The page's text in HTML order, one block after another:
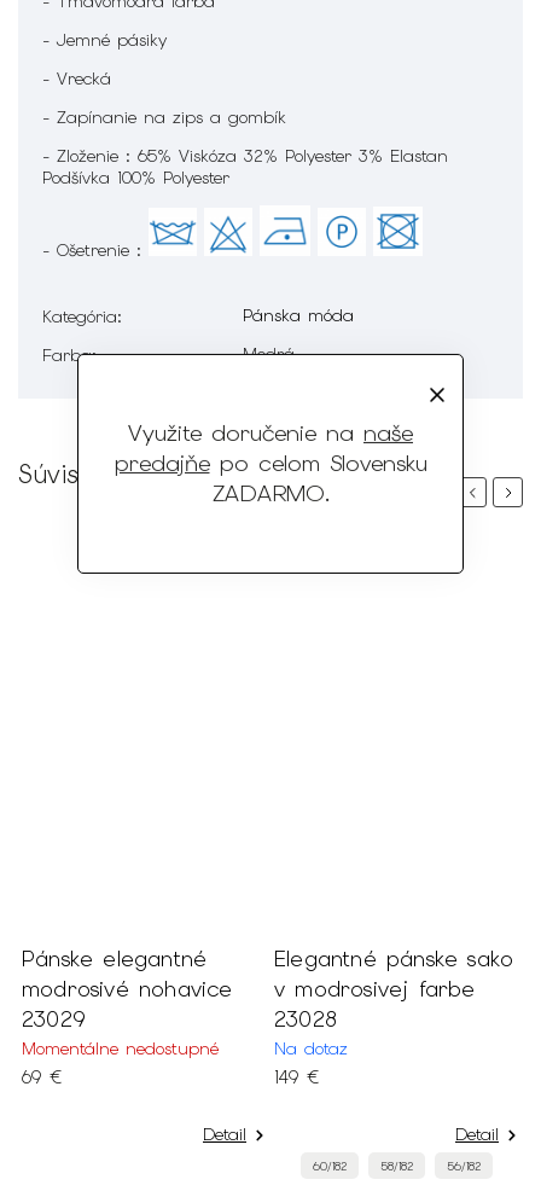
Využite doručenie na naše
predajňepo celom Slovensku
ZADARMO.
- Jemné pásiky
- Vrecká
- Zapínanie na zips a gombík
- Zloženie : 65% Viskóza 32% Polyester 3% Elastan
Podšívka 100% Polyester
- Ošetrenie :
Kategória:
Pánska móda
Farba: Modrá
Súvisiaci tovar
Previous
Pánske elegantné
modrosivé nohavice
23029
Momentálne nedostupné
69 €
Detail
Elegantné pánske sako
v modrosivej farbe
23028
Na dotaz
149 €
Detail
60/182 58/182 56/182
Next